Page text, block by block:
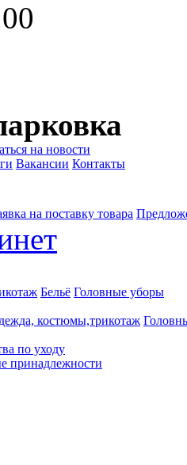
на новости
Вакансии Контакты
на поставку товара
Бельё Головные уборы
костюмы,трикотаж
по уходу
принадлежности